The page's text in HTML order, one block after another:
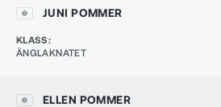
JUNI POMMER
KLASS:
ÄNGLAKNATET
ELLEN POMMER